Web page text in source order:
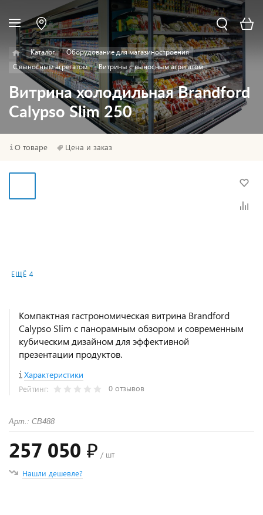
Каталог
Оборудование для магазиностроения
С выносным агрегатом
Витрины с выносным агрегатом
Витрина холодильная Brandford
Calypso Slim 250
О товаре Цена и заказ
ЕЩЁ 4
Компактная гастрономическая витрина Brandford
Calypso Slim с панорамным обзором и современным
кубическим дизайном для эффективной
презентации продуктов.
Характеристики
Рейтинг: 0 отзывов
Арт.: СВ488
257 050 ₽ / шт
Нашли дешевле?